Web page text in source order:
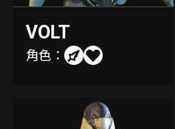
VOLT
角色：